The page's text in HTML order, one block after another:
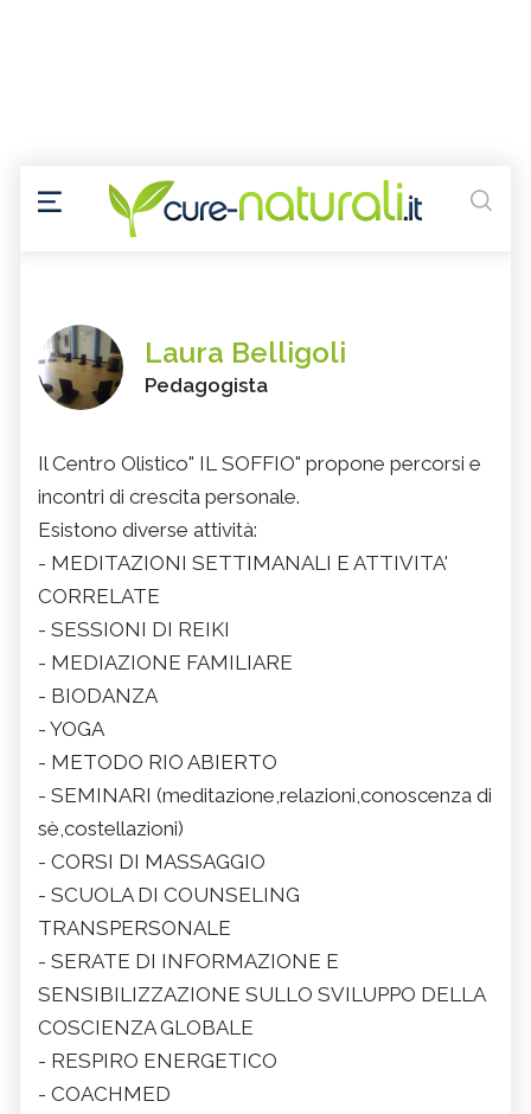
Laura Belligoli
Pedagogista
Il Centro Olistico" IL SOFFIO" propone percorsi e
incontri di crescita personale.
Esistono diverse attività:
- MEDITAZIONI SETTIMANALI E ATTIVITA'
CORRELATE
- SESSIONI DI REIKI
- MEDIAZIONE FAMILIARE
- BIODANZA
- YOGA
- METODO RIO ABIERTO
- SEMINARI (meditazione,relazioni,conoscenza di
sè,costellazioni)
- CORSI DI MASSAGGIO
- SCUOLA DI COUNSELING
TRANSPERSONALE
- SERATE DI INFORMAZIONE E
SENSIBILIZZAZIONE SULLO SVILUPPO DELLA
COSCIENZA GLOBALE
- RESPIRO ENERGETICO
- COACHMED